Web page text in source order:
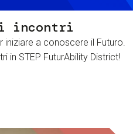
incontri
iniziare a conoscere il Futuro.
in STEP FuturAbility District!